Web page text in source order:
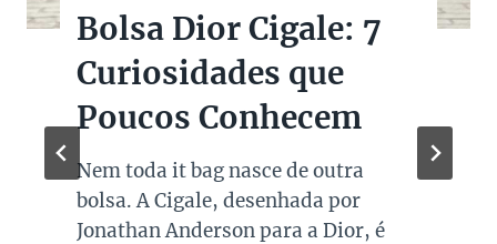
Bolsa Dior Cigale: 7
Curiosidades que
Poucos Conhecem
Nem toda it bag nasce de outra
bolsa. A Cigale, desenhada por
Jonathan Anderson para a Dior, é